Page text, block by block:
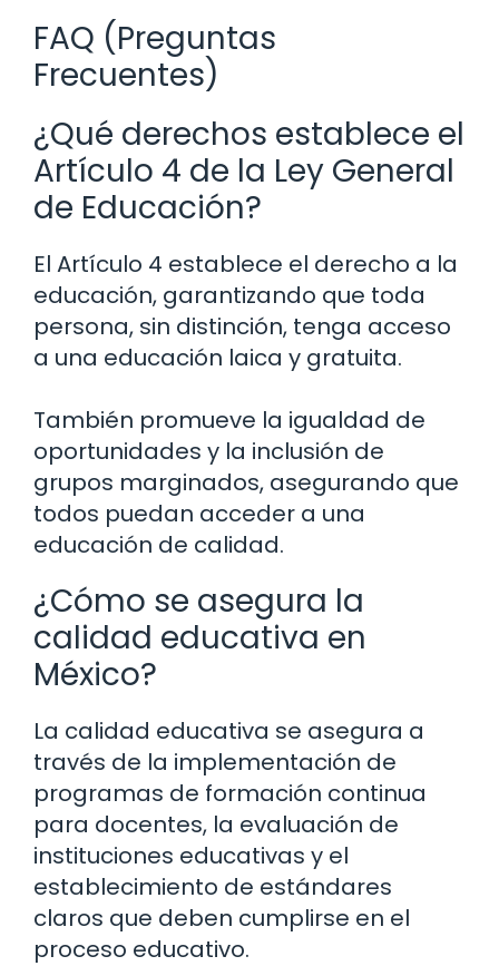
FAQ (Preguntas
Frecuentes)
¿Qué derechos establece el
Artículo 4 de la Ley General
de Educación?
El Artículo 4 establece el derecho a la
educación, garantizando que toda
persona, sin distinción, tenga acceso
a una educación laica y gratuita.
También promueve la igualdad de
oportunidades y la inclusión de
grupos marginados, asegurando que
todos puedan acceder a una
educación de calidad.
¿Cómo se asegura la
calidad educativa en
México?
La calidad educativa se asegura a
través de la implementación de
programas de formación continua
para docentes, la evaluación de
instituciones educativas y el
establecimiento de estándares
claros que deben cumplirse en el
proceso educativo.